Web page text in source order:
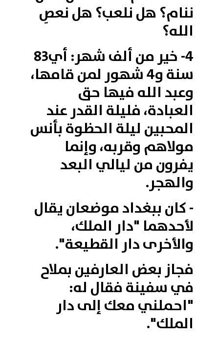
ننام؟ هل نلعب؟ هل نعصِ
الله؟
4- خير من ألف شهر: أي83
سنة و4 شهور لمن قامها،
وعبد الله فيها حق
العبادة، فليلة القدر عند
المحبين ليلة الحظوة بأنس
مولاهم وقربه، وإنما
يفرون من ليالي البعد
والهجر.
- كان ببغداد موضعان يقال
لأحدهما "دار الملك،
والأخرى دار القطيعة".
فجاز بعض العارفين بملاح
في سفينة فقال له:
"احملني معك إلى دار
الملك".